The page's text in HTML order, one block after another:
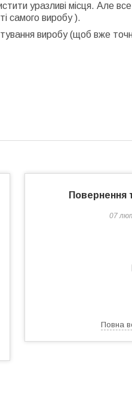
уразливі місця. Але все
самого виробу ).
виробу (щоб вже
Повернення
07
Повна